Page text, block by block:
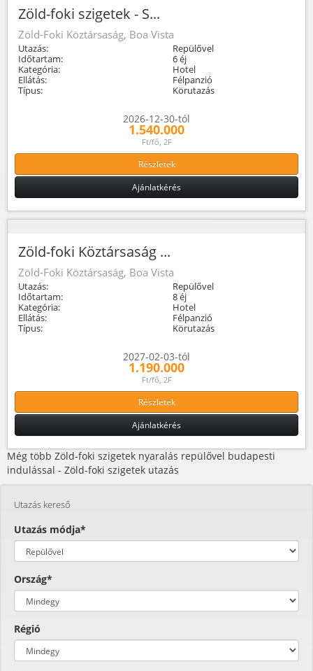
Zöld-foki szigetek - S...
Zöld-Foki Köztársaság, Boa Vista
Utazás:
Repülővel
Időtartam:
6 éj
Kategória:
Hotel
Ellátás:
Félpanzió
Típus:
Körutazás
2026-12-30-tól
1.540.000
Ft/fő, 2F
Részletek
Ajánlatkérés
Zöld-foki Köztársaság ...
Zöld-Foki Köztársaság, Boa Vista
Utazás:
Repülővel
Időtartam:
8 éj
Kategória:
Hotel
Ellátás:
Félpanzió
Típus:
Körutazás
2027-02-03-tól
1.190.000
Ft/fő, 2F
Részletek
Ajánlatkérés
Még több Zöld-foki szigetek nyaralás repülővel budapesti
indulással - Zöld-foki szigetek utazás
Utazás kereső
Utazás módja*
Ország*
Régió